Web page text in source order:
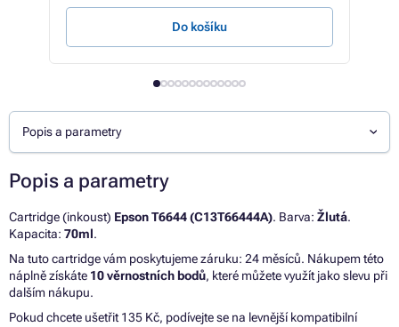
Do košíku
Popis a parametry
Popis a parametry
Cartridge (inkoust) Epson T6644 (C13T66444A). Barva: Žlutá.
Kapacita: 70ml.
Na tuto cartridge vám poskytujeme záruku: 24 měsíců. Nákupem této
náplně získáte 10 věrnostních bodů, které můžete využít jako slevu při
dalším nákupu.
Pokud chcete ušetřit 135 Kč, podívejte se na levnější kompatibilní